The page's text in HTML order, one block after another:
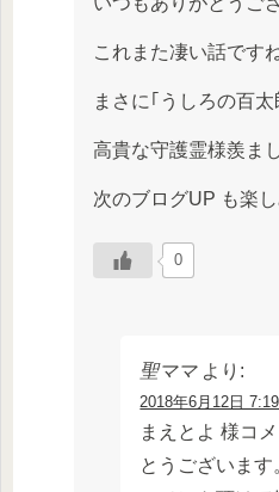
これまた凄い話です
まさに｢うしろの百太
高貴な守護霊様羨ま
次のブログUP も楽し
0
聖ママ より:
2018年6月12日
まえとよ 様コ
とうございます